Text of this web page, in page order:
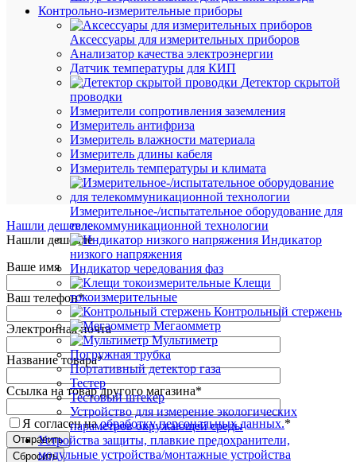
Контрольно-измерительные приборы
Аксессуары для измерительных приборов
Анализатор качества электроэнергии
Датчик температуры для КИП
Детектор скрытой
проводки
Измерители сопротивления заземления
Измеритель антифриза
Измеритель влажности материала
Измеритель длины кабеля
Измеритель температуры и климата
Измерительное-/испытательное оборудование для
телекоммуникационной технологии
Индикатор
низкого напряжения
Индикатор чередования фаз
Клещи
токоизмерительные
Контрольный стержень
Мегаомметр
Мультиметр
Погружная трубка
Портативный детектор газа
Тестер
Тестовый штекер
Устройство для измерение экологических
параметров окружающей среды
Устройства защиты, плавкие предохранители,
модульные устройства/монтажные устройства
корзину
В
Нашли дешевле
Нашли дешевле
Ваше имя
Ваш телефон*
Электронная почта
Название товара*
Ссылка на товар другого магазина*
Я согласен наобработку персональных данных.*